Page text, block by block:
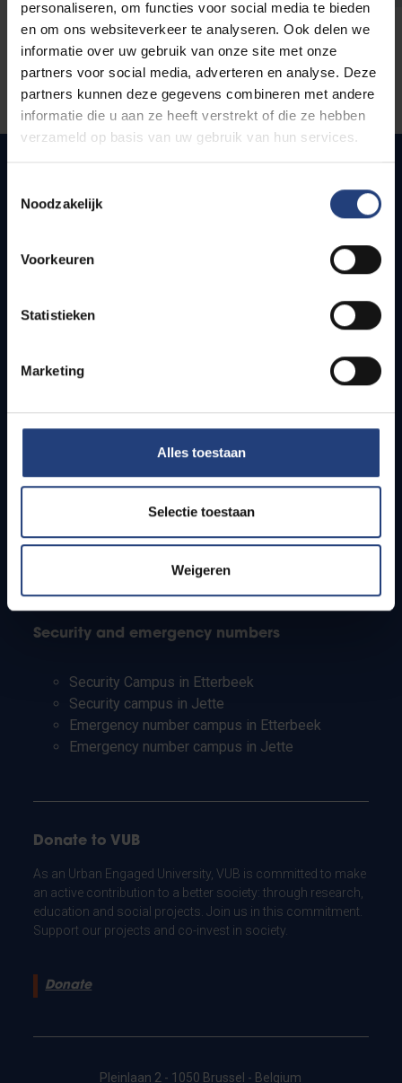
personaliseren, om functies voor social media te bieden
en om ons websiteverkeer te analyseren. Ook delen we
informatie over uw gebruik van onze site met onze
partners voor social media, adverteren en analyse. Deze
partners kunnen deze gegevens combineren met andere
informatie die u aan ze heeft verstrekt of die ze hebben
verzameld op basis van uw gebruik van hun services.
Noodzakelijk
Voorkeuren
Statistieken
Marketing
Alles toestaan
Selectie toestaan
Weigeren
Quick links
How to get to the VUB campuses
Students
PhD students
Teachers and secondary schools
Working students
Security and emergency numbers
Security Campus in Etterbeek
Security campus in Jette
Emergency number campus in Etterbeek
Emergency number campus in Jette
Donate to VUB
As an Urban Engaged University, VUB is committed to make
an active contribution to a better society: through research,
education and social projects. Join us in this commitment.
Support our projects and co-invest in society.
Donate
Pleinlaan 2 - 1050 Brussel - Belgium